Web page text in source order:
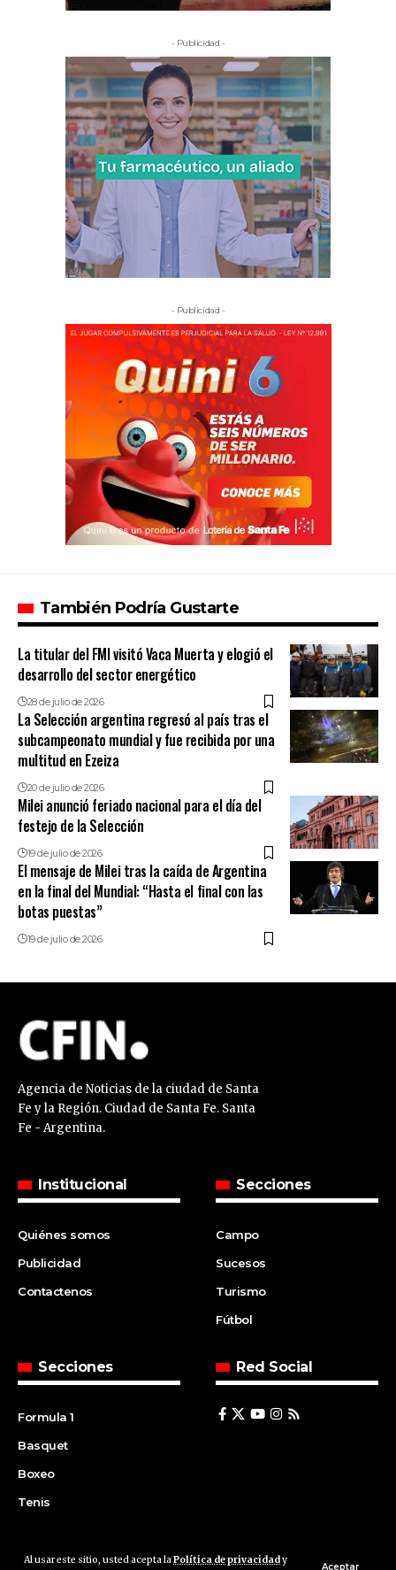
Al usar este sitio, usted acepta laPolítica de privacidady
Aceptar
- Publicidad -
- Publicidad -
También Podría Gustarte
La titular del FMI visitó Vaca Muerta y elogió el
desarrollo del sector energético
28 de julio de 2026
La Selección argentina regresó al país tras el
subcampeonato mundial y fue recibida por una
multitud en Ezeiza
20 de julio de 2026
Milei anunció feriado nacional para el día del
festejo de la Selección
19 de julio de 2026
El mensaje de Milei tras la caída de Argentina
en la final del Mundial: “Hasta el final con las
botas puestas”
19 de julio de 2026
Agencia de Noticias de la ciudad de Santa
Fe y la Región. Ciudad de Santa Fe. Santa
Fe - Argentina.
Institucional
Quiénes somos
Publicidad
Contactenos
Secciones
Campo
Sucesos
Turismo
Fútbol
Secciones
Formula 1
Basquet
Boxeo
Tenis
Red Social
© 2008 | Agencia Cfin.com.ar - Santa Fe - Argentina | All rights